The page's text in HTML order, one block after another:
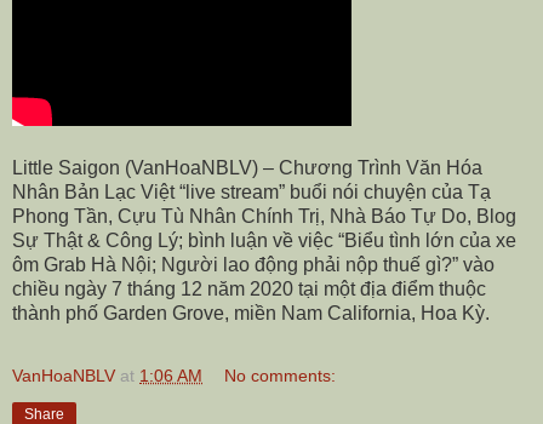
Little Saigon (VanHoaNBLV) – Chương Trình Văn Hóa
Nhân Bản Lạc Việt “live stream” buổi nói chuyện của Tạ
Phong Tần, Cựu Tù Nhân Chính Trị, Nhà Báo Tự Do, Blog
Sự Thật & Công Lý; bình luận về việc “Biểu tình lớn của xe
ôm Grab Hà Nội; Người lao động phải nộp thuế gì?” vào
chiều ngày 7 tháng 12 năm 2020 tại một địa điểm thuộc
thành phố Garden Grove, miền Nam California, Hoa Kỳ.
VanHoaNBLV at 1:06 AM No comments:
Share